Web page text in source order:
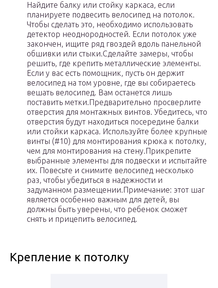
Найдите балку или стойку каркаса, если
планируете подвесить велосипед на потолок.
Чтобы сделать это, необходимо использовать
детектор неоднородностей. Если потолок уже
закончен, ищите ряд гвоздей вдоль панельной
обшивки или стыки.Сделайте замеры, чтобы
решить, где крепить металлические элементы.
Если у вас есть помощник, пусть он держит
велосипед на том уровне, где вы собираетесь
вешать велосипед. Вам останется лишь
поставить метки.Предварительно просверлите
отверстия для монтажных винтов. Убедитесь, что
отверстия будут находиться посередине балки
или стойки каркаса. Используйте более крупные
винты (#10) для монтирования крюка к потолку,
чем для монтирования на стену.Прикрепите
выбранные элементы для подвески и испытайте
их. Повесьте и снимите велосипед несколько
раз, чтобы убедиться в надежности и
задуманном размещении.Примечание: этот шаг
является особенно важным для детей, вы
должны быть уверены, что ребенок сможет
снять и прицепить велосипед.
Крепление к потолку